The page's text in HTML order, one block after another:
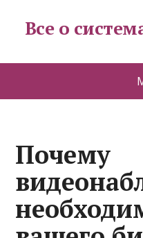
Все о
Почему